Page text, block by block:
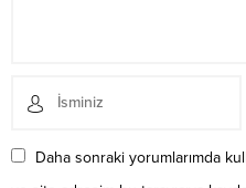
Daha sonraki yorumlarımda